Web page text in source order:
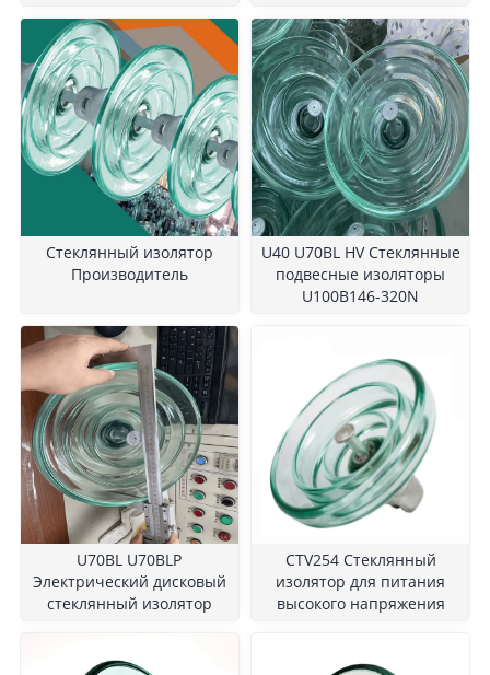
Стеклянный изолятор
Производитель
U40 U70BL HV Стеклянные
подвесные изоляторы
U100B146-320N
U70BL U70BLP
Электрический дисковый
стеклянный изолятор
CTV254 Стеклянный
изолятор для питания
высокого напряжения